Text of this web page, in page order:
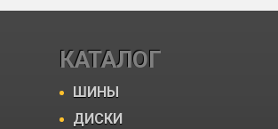
КАТАЛОГ
ШИНЫ
ДИСКИ